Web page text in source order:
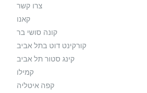
צרו קשר
קאנו
קונה סושי בר
קורקינט דוט בתל אביב
קינג סטור תל אביב
קמילו
קפה איטליה